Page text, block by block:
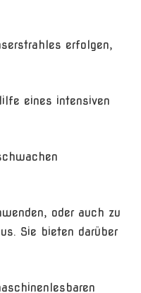
erfolgen,
eines intensiven
oder auch zu
Sie bieten darüber